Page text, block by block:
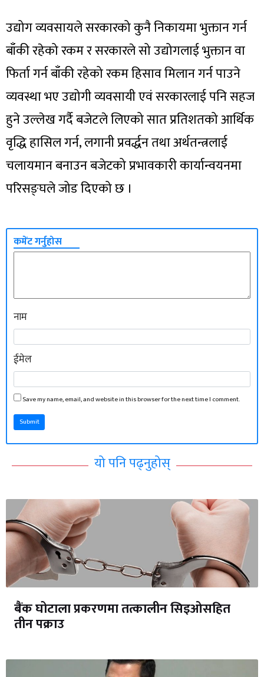
उद्योग व्यवसायले सरकारको कुनै निकायमा भुक्तान गर्न
बाँकी रहेको रकम र सरकारले सो उद्योगलाई भुक्तान वा
फिर्ता गर्न बाँकी रहेको रकम हिसाव मिलान गर्न पाउने
व्यवस्था भए उद्योगी व्यवसायी एवं सरकारलाई पनि सहज
हुने उल्लेख गर्दै बजेटले लिएको सात प्रतिशतको आर्थिक
वृद्धि हासिल गर्न, लगानी प्रवर्द्धन तथा अर्थतन्त्रलाई
चलायमान बनाउन बजेटको प्रभावकारी कार्यान्वयनमा
परिसङ्घले जोड दिएको छ ।
कमेंट गर्नुहोस
नाम
ईमेल
Save my name, email, and website in this browser for the next time I comment.
Submit
यो पनि पढ्नुहोस्
बैंक घोटाला प्रकरणमा तत्कालीन सिइओसहित
तीन पक्राउ